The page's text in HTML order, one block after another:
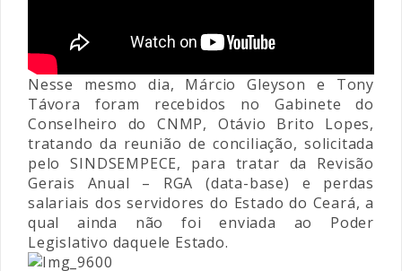
Nesse mesmo dia, Márcio Gleyson e Tony
Távora foram recebidos no Gabinete do
Conselheiro do CNMP, Otávio Brito Lopes,
tratando da reunião de conciliação, solicitada
pelo SINDSEMPECE, para tratar da Revisão
Gerais Anual – RGA (data-base) e perdas
salariais dos servidores do Estado do Ceará, a
qual ainda não foi enviada ao Poder
Legislativo daquele Estado.